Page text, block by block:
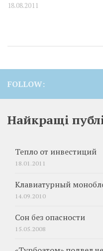
18.08.2011
FOLLOW:
Найкращі
Тепло от инвестиций
18.01.2011
Клавиатурный
14.09.2010
Сон без опасности
15.05.2008